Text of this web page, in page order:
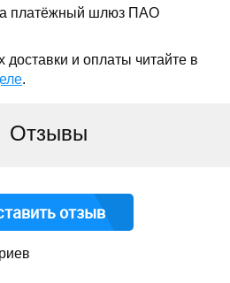
платёжный шлюз ПАО
и оплаты читайте в
.
Отзывы
отзыв